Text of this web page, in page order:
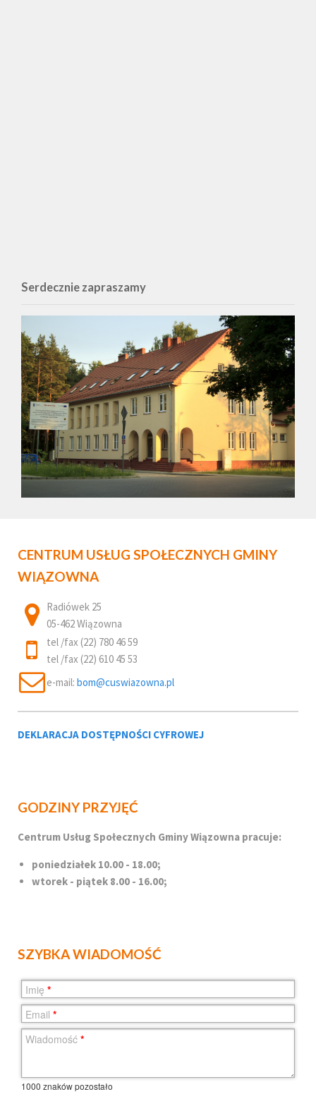
Serdecznie zapraszamy
CENTRUM USŁUG SPOŁECZNYCH GMINY
WIĄZOWNA
Radiówek 25
05-462 Wiązowna
tel /fax (22) 780 46 59
tel /fax (22) 610 45 53
e-mail:
DEKLARACJA DOSTĘPNOŚCI CYFROWEJ
GODZINY PRZYJĘĆ
Centrum Usług Społecznych Gminy Wiązowna pracuje:
poniedziałek 10.00 - 18.00;
wtorek - piątek 8.00 - 16.00;
SZYBKA WIADOMOŚĆ
Imię *
Email *
Wiadomość *
1000 znaków pozostało